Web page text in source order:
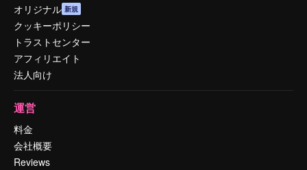
オリジナル 新規
クッキーポリシー
トラストセンター
アフィリエイト
法人向け
運営
料金
会社概要
Reviews